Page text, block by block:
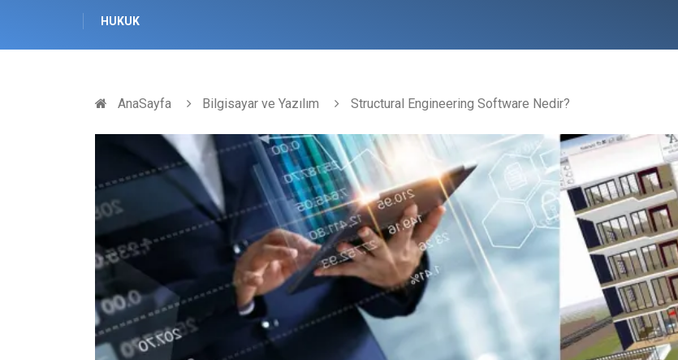
HUKUK
AnaSayfa Bilgisayar ve Yazılım Structural Engineering Software Nedir?